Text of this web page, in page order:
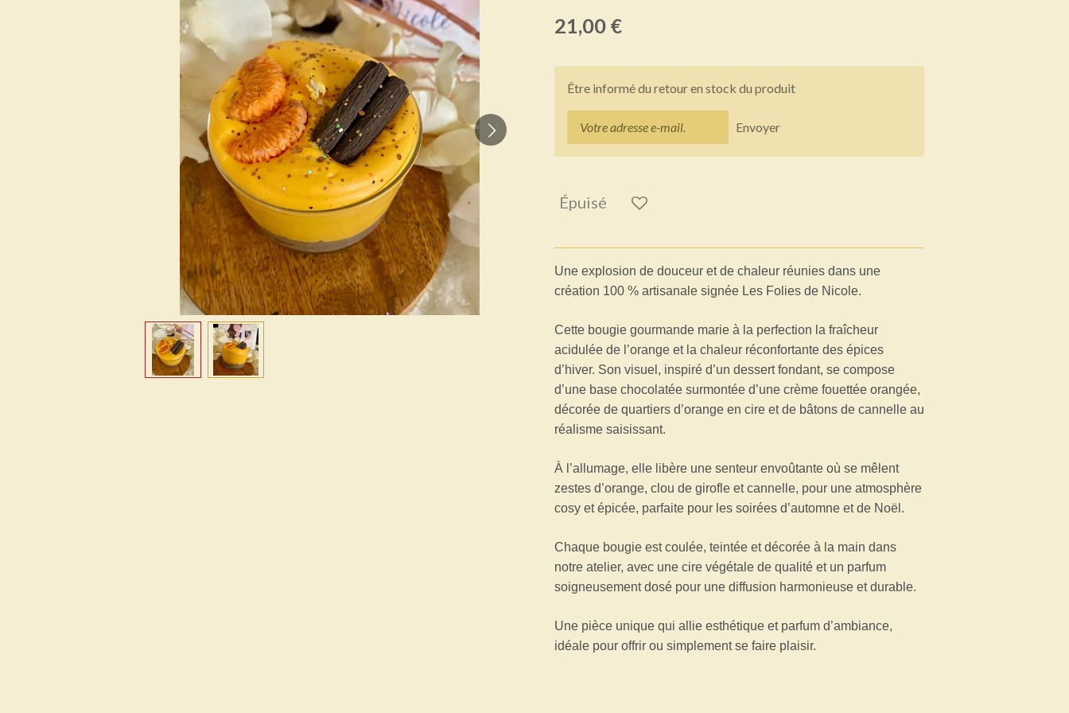
21,00 €
Être informé du retour en stock du produit
Envoyer
Épuisé
Une explosion de douceur et de chaleur réunies dans une
création 100 % artisanale signée Les Folies de Nicole.
Cette bougie gourmande marie à la perfection la fraîcheur
acidulée de l’orange et la chaleur réconfortante des épices
d’hiver. Son visuel, inspiré d’un dessert fondant, se compose
d’une base chocolatée surmontée d’une crème fouettée orangée,
décorée de quartiers d’orange en cire et de bâtons de cannelle au
réalisme saisissant.
À l’allumage, elle libère une senteur envoûtante où se mêlent
zestes d’orange, clou de girofle et cannelle, pour une atmosphère
cosy et épicée, parfaite pour les soirées d’automne et de Noël.
Chaque bougie est coulée, teintée et décorée à la main dans
notre atelier, avec une cire végétale de qualité et un parfum
soigneusement dosé pour une diffusion harmonieuse et durable.
Une pièce unique qui allie esthétique et parfum d’ambiance,
idéale pour offrir ou simplement se faire plaisir.